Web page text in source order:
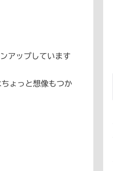
アップしています
ょっと想像もつか